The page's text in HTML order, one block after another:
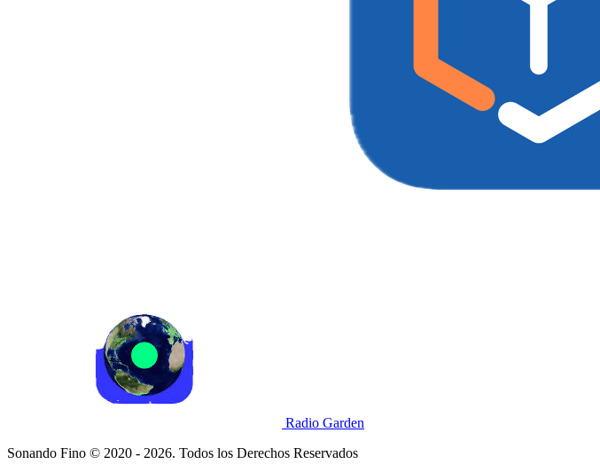
Radio Garden
Sonando Fino © 2020 - 2026. Todos los Derechos Reservados